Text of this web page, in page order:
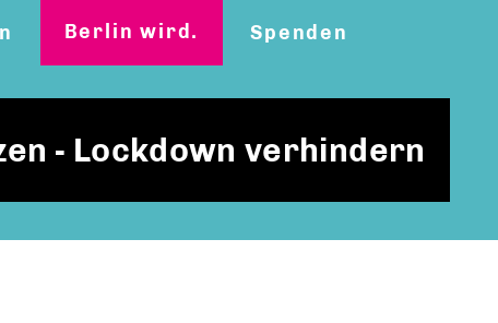
Berlin wird. Spenden
- Lockdown verhindern